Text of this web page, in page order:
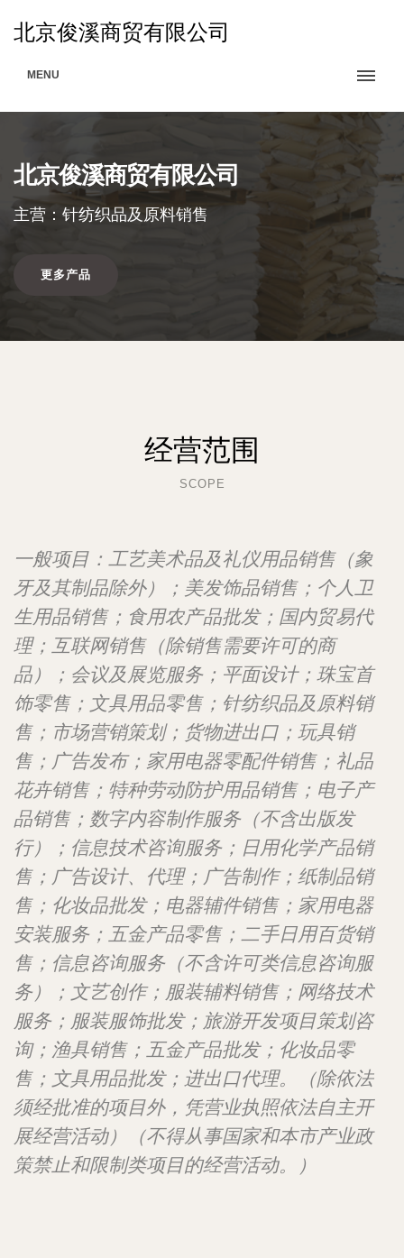
北京俊溪商贸有限公司
MENU
北京俊溪商贸有限公司
主营：针纺织品及原料销售
更多产品
经营范围
SCOPE
一般项目：工艺美术品及礼仪用品销售（象
牙及其制品除外）；美发饰品销售；个人卫
生用品销售；食用农产品批发；国内贸易代
理；互联网销售（除销售需要许可的商
品）；会议及展览服务；平面设计；珠宝首
饰零售；文具用品零售；针纺织品及原料销
售；市场营销策划；货物进出口；玩具销
售；广告发布；家用电器零配件销售；礼品
花卉销售；特种劳动防护用品销售；电子产
品销售；数字内容制作服务（不含出版发
行）；信息技术咨询服务；日用化学产品销
售；广告设计、代理；广告制作；纸制品销
售；化妆品批发；电器辅件销售；家用电器
安装服务；五金产品零售；二手日用百货销
售；信息咨询服务（不含许可类信息咨询服
务）；文艺创作；服装辅料销售；网络技术
服务；服装服饰批发；旅游开发项目策划咨
询；渔具销售；五金产品批发；化妆品零
售；文具用品批发；进出口代理。（除依法
须经批准的项目外，凭营业执照依法自主开
展经营活动）（不得从事国家和本市产业政
策禁止和限制类项目的经营活动。）